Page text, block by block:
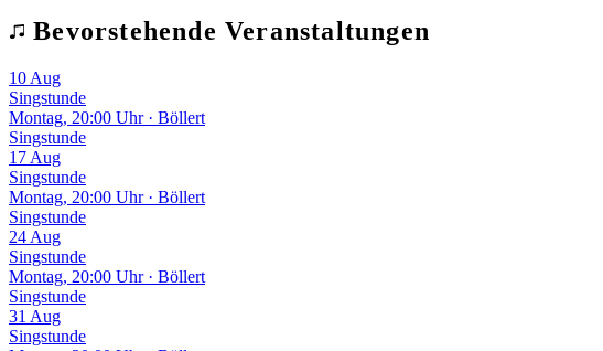
Bevorstehende Veranstaltungen
10 Aug
Singstunde
Montag, 20:00 Uhr · Böllert
Singstunde
17 Aug
Singstunde
Montag, 20:00 Uhr · Böllert
Singstunde
24 Aug
Singstunde
Montag, 20:00 Uhr · Böllert
Singstunde
31 Aug
Singstunde